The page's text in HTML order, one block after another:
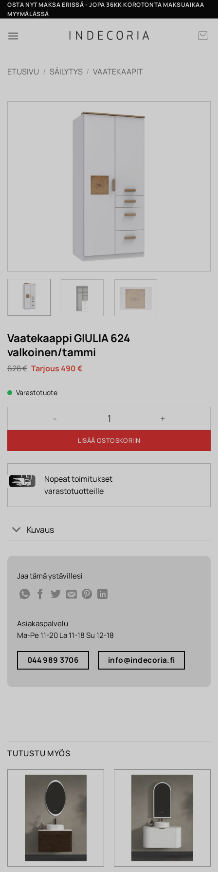
Skip
to
OSTA NYT MAKSA ERISSÄ - JOPA 36KK KOROTONTA MAKSUAIKAA
MYYMÄLÄSSÄ
ETUSIVU / SÄILYTYS / VAATEKAAPIT
Vaatekaappi GIULIA 624
valkoinen/tammi
628€ Alkuperäinen
hinta
628 €.
490€Nykyinen
Varastotuote
Vaatekaappi GIULIA 624 valkoinen/tammi määrä
LISÄÄ OSTOSKORIIN
Nopeat toimitukset
varastotuotteille
Kuvaus
Jaa tämä ystävillesi
Asiakaspalvelu
Ma-Pe 11-20 La 11-18 Su 12-18
044 989 3706 info@indecoria.fi
TUTUSTU MYÖS